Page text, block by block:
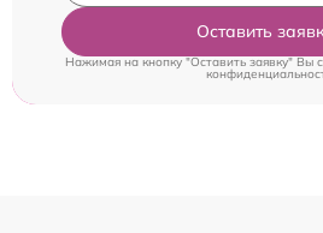
Оставить
Нажимая на кнопку "Оставить заявку" Вы